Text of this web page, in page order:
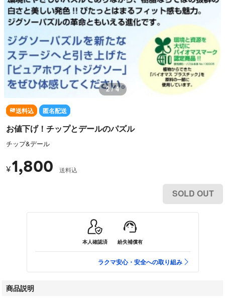
2 / 4
送料込 匿名配送
お値下げ！チップとデールのパズル
チップ&デール
¥1,800 送料込
SOLD OUT
本人確認済 紛失補償有
ラクマ安心・安全への取り組み
商品説明